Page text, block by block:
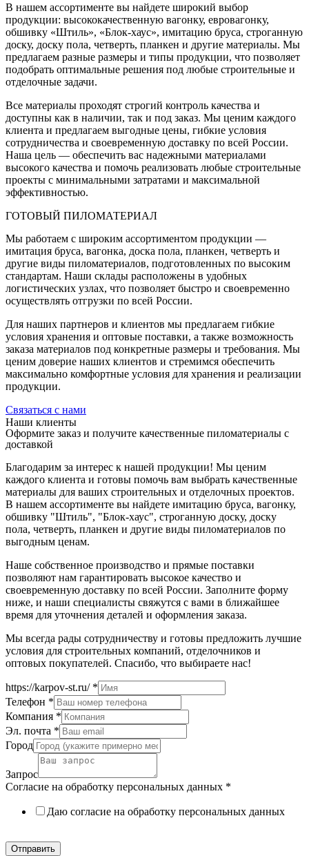
В нашем ассортименте вы найдете широкий выбор
продукции: высококачественную вагонку, евровагонку,
обшивку «Штиль», «Блок-хаус», имитацию бруса, строганную
доску, доску пола, четверть, планкен и другие материалы. Мы
предлагаем разные размеры и типы продукции, что позволяет
подобрать оптимальные решения под любые строительные и
отделочные задачи.
Все материалы проходят строгий контроль качества и
доступны как в наличии, так и под заказ. Мы ценим каждого
клиента и предлагаем выгодные цены, гибкие условия
сотрудничества и своевременную доставку по всей России.
Наша цель — обеспечить вас надежными материалами
высокого качества и помочь реализовать любые строительные
проекты с минимальными затратами и максимальной
эффективностью.
ГОТОВЫЙ ПИЛОМАТЕРИАЛ
Мы работаем с широким ассортиментом продукции —
имитация бруса, вагонка, доска пола, планкен, четверть и
другие виды пиломатериалов, подготовленных по высоким
стандартам. Наши склады расположены в удобных
логистических узлах, что позволяет быстро и своевременно
осуществлять отгрузки по всей России.
Для наших партнеров и клиентов мы предлагаем гибкие
условия хранения и оптовые поставки, а также возможность
заказа материалов под конкретные размеры и требования. Мы
ценим доверие наших клиентов и стремимся обеспечить
максимально комфортные условия для хранения и реализации
продукции.
Связаться с нами
Наши клиенты
Оформите заказ и получите качественные пиломатериалы с
доставкой
Благодарим за интерес к нашей продукции! Мы ценим
каждого клиента и готовы помочь вам выбрать качественные
материалы для ваших строительных и отделочных проектов.
В нашем ассортименте вы найдете имитацию бруса, вагонку,
обшивку "Штиль", "Блок-хаус", строганную доску, доску
пола, четверть, планкен и другие виды пиломатериалов по
выгодным ценам.
Наше собственное производство и прямые поставки
позволяют нам гарантировать высокое качество и
своевременную доставку по всей России. Заполните форму
ниже, и наши специалисты свяжутся с вами в ближайшее
время для уточнения деталей и оформления заказа.
Мы всегда рады сотрудничеству и готовы предложить лучшие
условия для строительных компаний, отделочников и
оптовых покупателей. Спасибо, что выбираете нас!
https://karpov-st.ru/ *
Телефон *
Компания *
Эл. почта *
Город
Запрос
Согласие на обработку персональных данных *
Даю согласие на обработку персональных данных
Отправить